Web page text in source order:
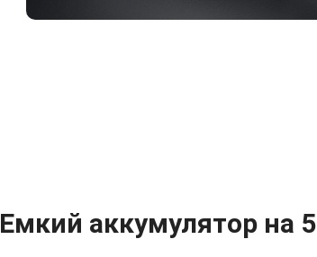
Емкий аккумулятор на